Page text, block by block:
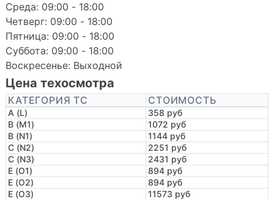
Среда: 09:00 - 18:00
Четверг: 09:00 - 18:00
Пятница: 09:00 - 18:00
Суббота: 09:00 - 18:00
Воскресенье: Выходной
Цена техосмотра
КАТЕГОРИЯ ТС СТОИМОСТЬ
A (L)
358 руб
B (M1)
1072 руб
B (N1)
1144 руб
C (N2)
2251 руб
C (N3)
2431 руб
E (O1)
894 руб
E (O2)
894 руб
E (O3)
11573 руб